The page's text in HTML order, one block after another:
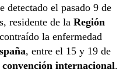
detectado el pasado 9 de
residente de la Región
la enfermedad
, entre el 15 y 19 de
convención internacional.